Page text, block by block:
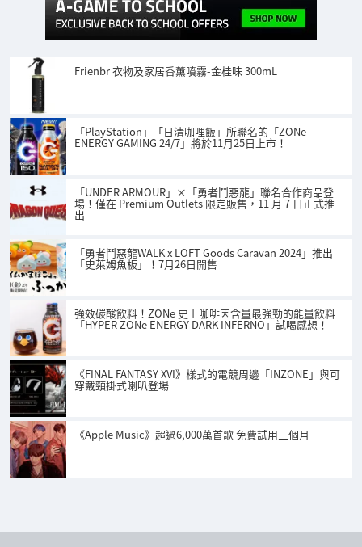
Frienbr 衣物及家居香薰噴霧-金桂味 300mL
「PlayStation」「日清咖哩飯」所聯名的「ZONe
ENERGY GAMING 24/7」將於11月25日上市！
「UNDER ARMOUR」×「勇者鬥惡龍」聯名合作商品登
場！僅在 Premium Outlets 限定販售，11 月 7 日正式推
出
「勇者鬥惡龍WALK x LOFT Goods Caravan 2024」推出
「史萊姆魚板」！7月26日開售
強效碳酸飲料！ZONe 史上咖啡因含量最強勁的能量飲料
「HYPER ZONe ENERGY DARK INFERNO」試喝感想！
《FINAL FANTASY XVI》樣式的電競周邊「INZONE」與可
穿戴頸掛式喇叭登場
《Apple Music》超過6,000萬首歌 免費試用三個月